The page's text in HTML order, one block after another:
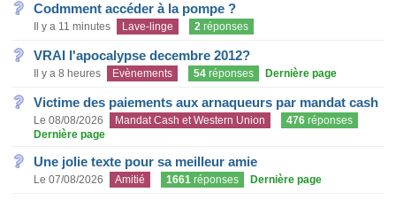
Codmment accéder à la pompe ?
Il y a 11 minutes Lave-linge 2 réponses
VRAI l'apocalypse decembre 2012?
Il y a 8 heures Evènements 54 réponses Dernière page
Victime des paiements aux arnaqueurs par mandat cash
Le 08/08/2026 Mandat Cash et Western Union 476 réponses
Dernière page
Une jolie texte pour sa meilleur amie
Le 07/08/2026 Amitié 1661 réponses Dernière page